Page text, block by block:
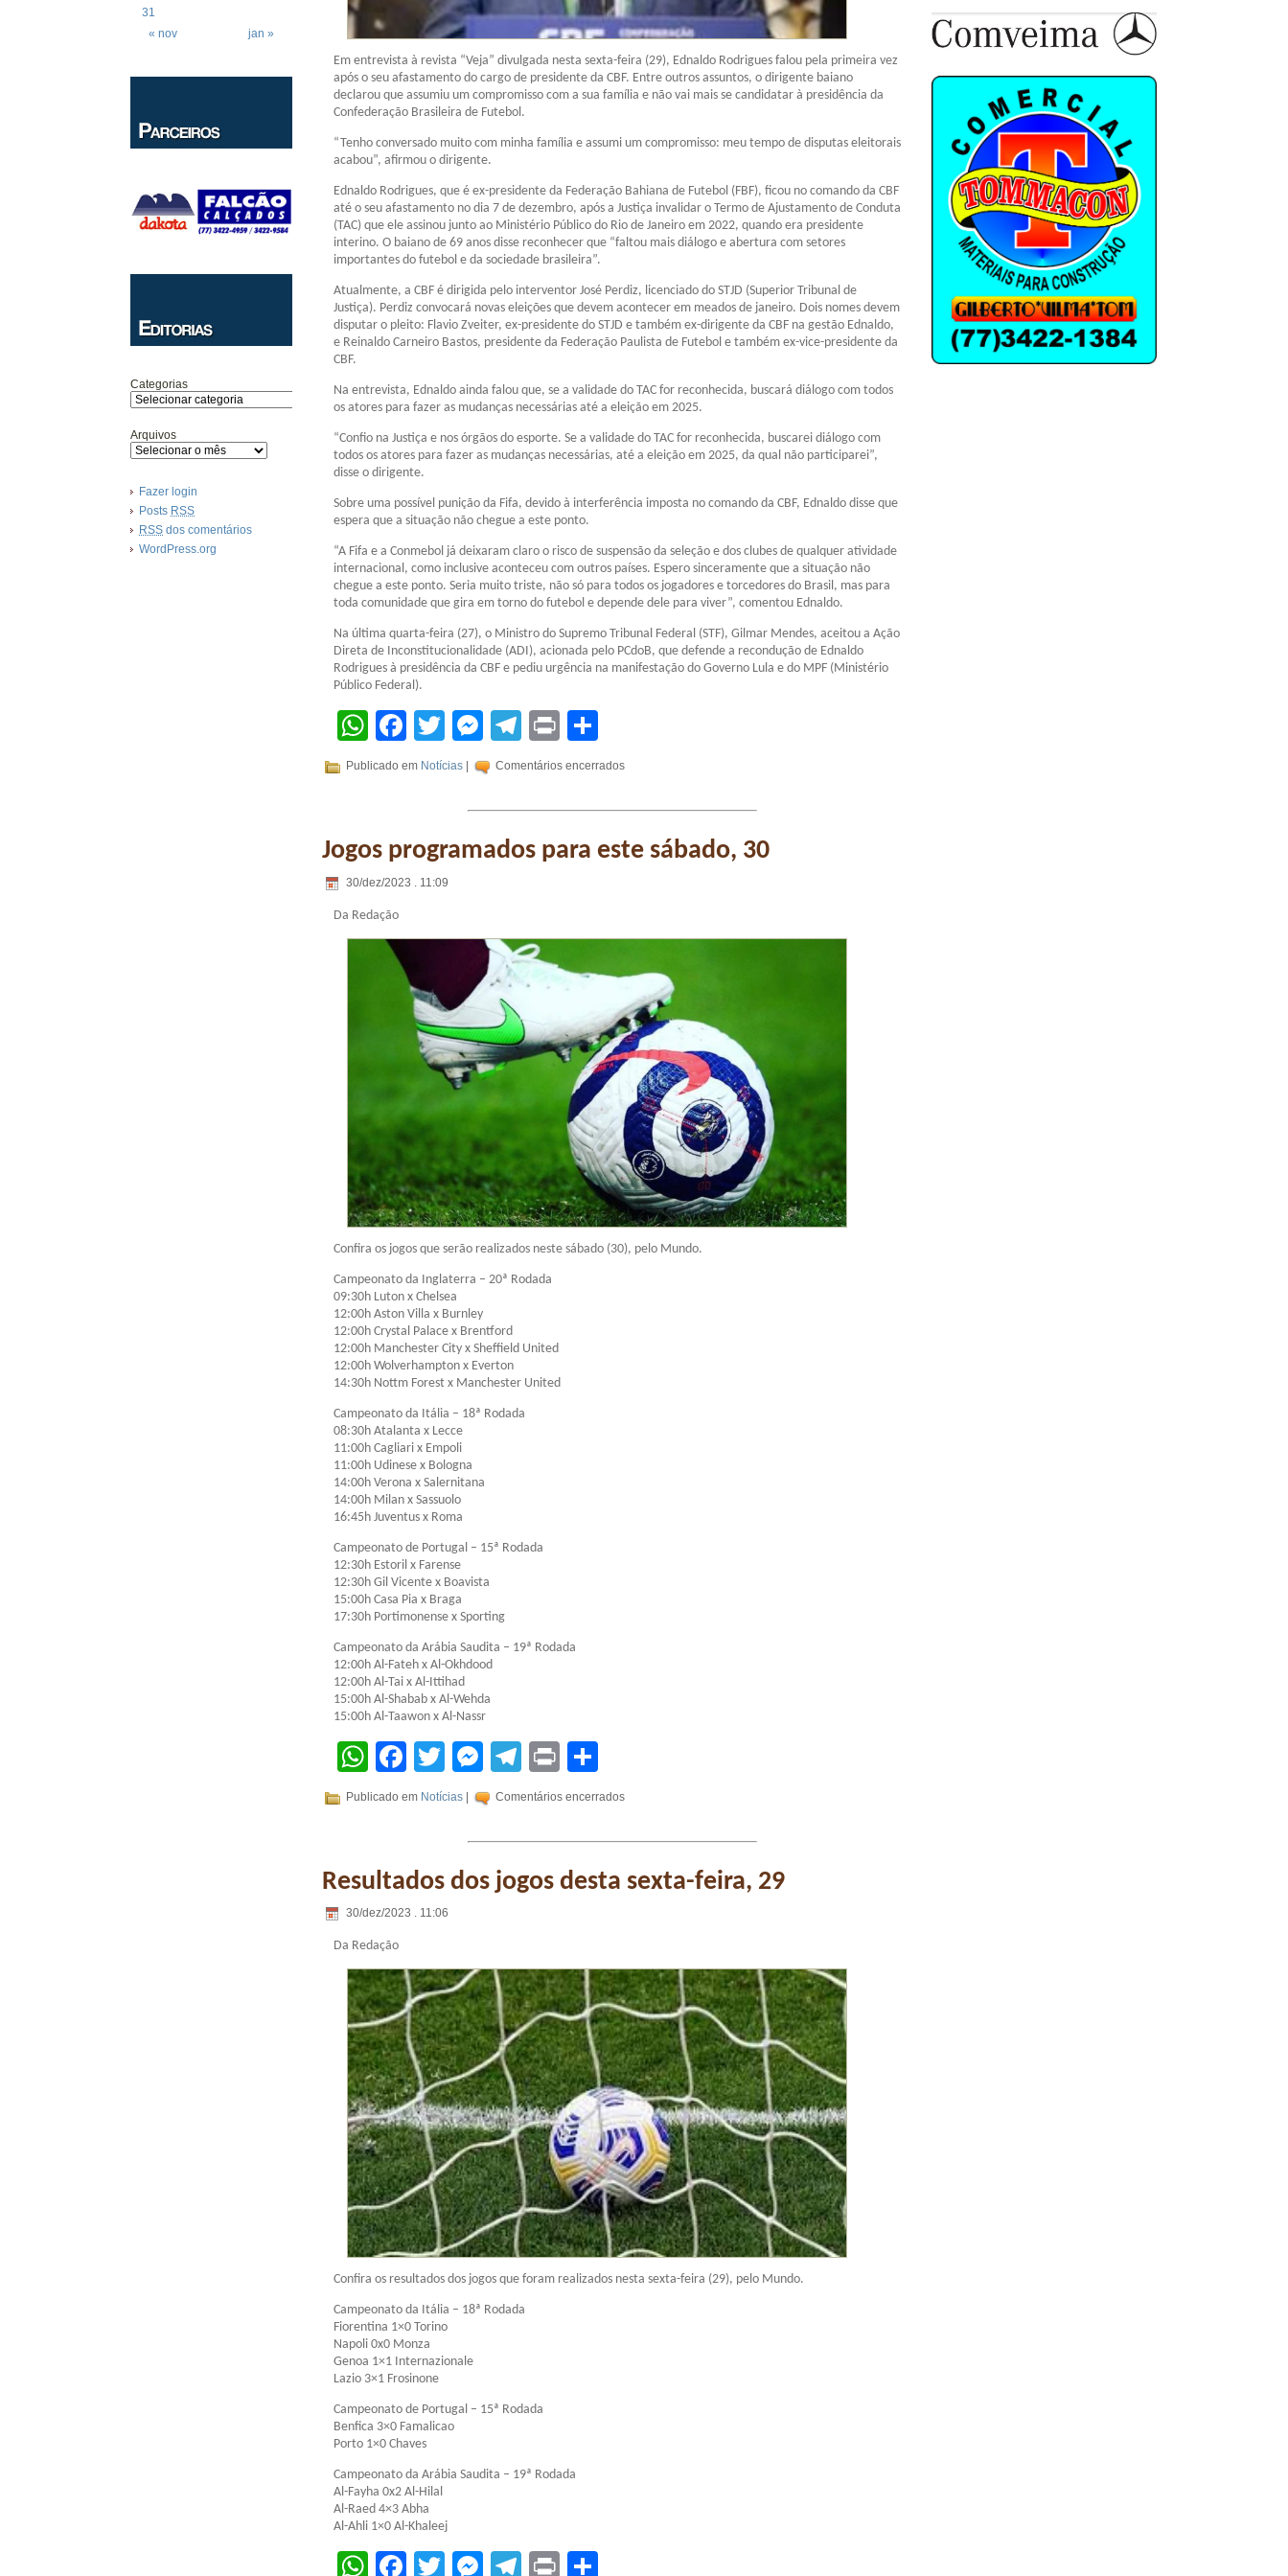
« nov jan »
31
Categorias
Arquivos
Fazer login
Posts RSS
RSS dos comentários
WordPress.org
Em entrevista à revista “Veja” divulgada nesta sexta-feira (29), Ednaldo Rodrigues falou pela primeira vez
após o seu afastamento do cargo de presidente da CBF. Entre outros assuntos, o dirigente baiano
declarou que assumiu um compromisso com a sua família e não vai mais se candidatar à presidência da
Confederação Brasileira de Futebol.
“Tenho conversado muito com minha família e assumi um compromisso: meu tempo de disputas eleitorais
acabou”, afirmou o dirigente.
Ednaldo Rodrigues, que é ex-presidente da Federação Bahiana de Futebol (FBF), ficou no comando da CBF
até o seu afastamento no dia 7 de dezembro, após a Justiça invalidar o Termo de Ajustamento de Conduta
(TAC) que ele assinou junto ao Ministério Público do Rio de Janeiro em 2022, quando era presidente
interino. O baiano de 69 anos disse reconhecer que “faltou mais diálogo e abertura com setores
importantes do futebol e da sociedade brasileira”.
Atualmente, a CBF é dirigida pelo interventor José Perdiz, licenciado do STJD (Superior Tribunal de
Justiça). Perdiz convocará novas eleições que devem acontecer em meados de janeiro. Dois nomes devem
disputar o pleito: Flavio Zveiter, ex-presidente do STJD e também ex-dirigente da CBF na gestão Ednaldo,
e Reinaldo Carneiro Bastos, presidente da Federação Paulista de Futebol e também ex-vice-presidente da
CBF.
Na entrevista, Ednaldo ainda falou que, se a validade do TAC for reconhecida, buscará diálogo com todos
os atores para fazer as mudanças necessárias até a eleição em 2025.
“Confio na Justiça e nos órgãos do esporte. Se a validade do TAC for reconhecida, buscarei diálogo com
todos os atores para fazer as mudanças necessárias, até a eleição em 2025, da qual não participarei”,
disse o dirigente.
Sobre uma possível punição da Fifa, devido à interferência imposta no comando da CBF, Ednaldo disse que
espera que a situação não chegue a este ponto.
“A Fifa e a Conmebol já deixaram claro o risco de suspensão da seleção e dos clubes de qualquer atividade
internacional, como inclusive aconteceu com outros países. Espero sinceramente que a situação não
chegue a este ponto. Seria muito triste, não só para todos os jogadores e torcedores do Brasil, mas para
toda comunidade que gira em torno do futebol e depende dele para viver”, comentou Ednaldo.
Na última quarta-feira (27), o Ministro do Supremo Tribunal Federal (STF), Gilmar Mendes, aceitou a Ação
Direta de Inconstitucionalidade (ADI), acionada pelo PCdoB, que defende a recondução de Ednaldo
Rodrigues à presidência da CBF e pediu urgência na manifestação do Governo Lula e do MPF (Ministério
Público Federal).
WhatsApp
Facebook
TwitterMessenger
Telegram
Print
Publicado em Notícias Comentários encerrados
Jogos programados para este sábado, 30
30/dez/2023 . 11:09
Da Redação
Confira os jogos que serão realizados neste sábado (30), pelo Mundo.
Campeonato da Inglaterra – 20ª Rodada
09:30h Luton x Chelsea
12:00h Aston Villa x Burnley
12:00h Crystal Palace x Brentford
12:00h Manchester City x Sheffield United
12:00h Wolverhampton x Everton
14:30h Nottm Forest x Manchester United
Campeonato da Itália – 18ª Rodada
08:30h Atalanta x Lecce
11:00h Cagliari x Empoli
11:00h Udinese x Bologna
14:00h Verona x Salernitana
14:00h Milan x Sassuolo
16:45h Juventus x Roma
Campeonato de Portugal – 15ª Rodada
12:30h Estoril x Farense
12:30h Gil Vicente x Boavista
15:00h Casa Pia x Braga
17:30h Portimonense x Sporting
Campeonato da Arábia Saudita – 19ª Rodada
12:00h Al-Fateh x Al-Okhdood
12:00h Al-Tai x Al-Ittihad
15:00h Al-Shabab x Al-Wehda
15:00h Al-Taawon x Al-Nassr
WhatsApp
Facebook
TwitterMessenger
Telegram
Print
Publicado em Notícias | Comentários encerrados
Resultados dos jogos desta sexta-feira, 29
30/dez/2023 . 11:06
Da Redação
Confira os resultados dos jogos que foram realizados nesta sexta-feira (29), pelo Mundo.
Campeonato da Itália – 18ª Rodada
Fiorentina 1×0 Torino
Napoli 0x0 Monza
Genoa 1×1 Internazionale
Lazio 3×1 Frosinone
Campeonato de Portugal – 15ª Rodada
Benfica 3×0 Famalicao
Porto 1×0 Chaves
Campeonato da Arábia Saudita – 19ª Rodada
Al-Fayha 0x2 Al-Hilal
Al-Raed 4×3 Abha
Al-Ahli 1×0 Al-Khaleej
WhatsApp
Facebook
TwitterMessenger
Telegram
Print